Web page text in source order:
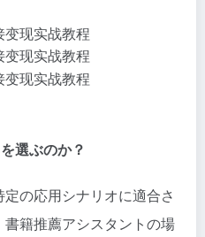
選ぶのか？
の応用シナリオに適合さ
籍推薦アシスタントの場